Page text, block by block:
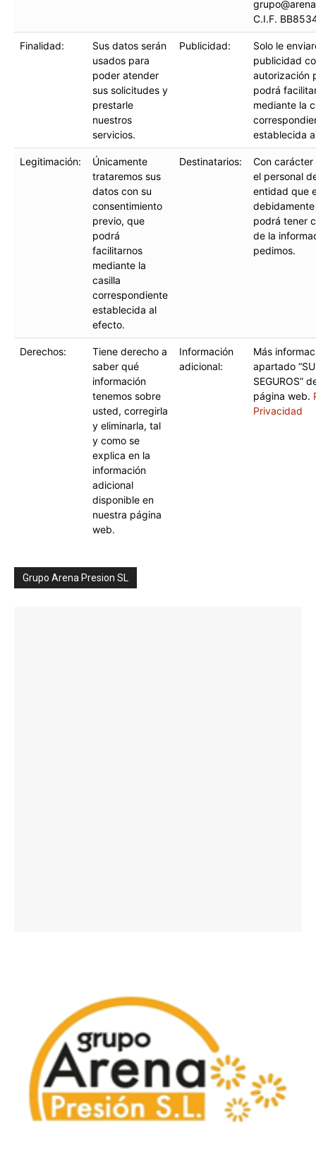
C.I.F.
Finalidad:
Sus datos serán
usados para
poder atender
sus solicitudes y
prestarle
nuestros
servicios.
Publicidad:
Solo le
publicidad
autorización
podrá
mediante la
establecida
Legitimación:
Únicamente
trataremos sus
datos con su
consentimiento
previo, que
podrá
facilitarnos
mediante la
casilla
correspondiente
establecida al
efecto.
Destinatarios:
Con carácter
el personal
entidad que
podrá tener
de la
pedimos.
Derechos:
Tiene derecho a
saber qué
información
tenemos sobre
usted, corregirla
y eliminarla, tal
y como se
explica en la
información
adicional
disponible en
nuestra página
web.
Información
adicional:
Más
apartado
SEGUROS”
página web.
Privacidad
Grupo Arena Presion SL